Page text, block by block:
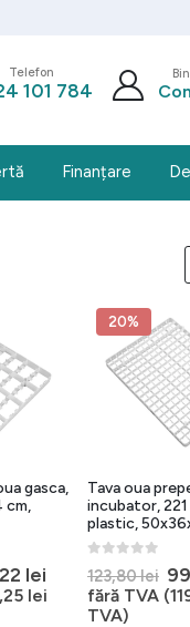
Telefon
101 784
Finanțare
gasca,
cm,
lei Prețul
curent
este:
lei
20%
Tava oua
incubator,
plastic,
123,80lei
fără TVA (
TVA)